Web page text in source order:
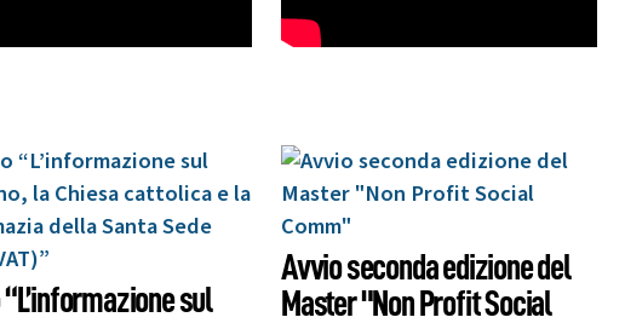
sul
Avvio seconda edizione del
Master "Non Profit Social